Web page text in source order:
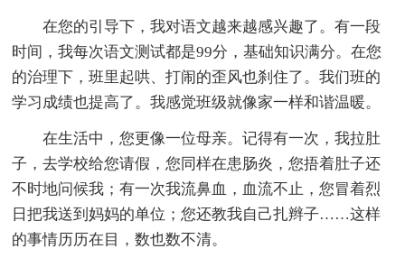
在您的引导下，我对语文越来越感兴趣了。有一段
时间，我每次语文测试都是99分，基础知识满分。在您
的治理下，班里起哄、打闹的歪风也刹住了。我们班的
学习成绩也提高了。我感觉班级就像家一样和谐温暖。
在生活中，您更像一位母亲。记得有一次，我拉肚
子，去学校给您请假，您同样在患肠炎，您捂着肚子还
不时地问候我；有一次我流鼻血，血流不止，您冒着烈
日把我送到妈妈的单位；您还教我自己扎辫子……这样
的事情历历在目，数也数不清。